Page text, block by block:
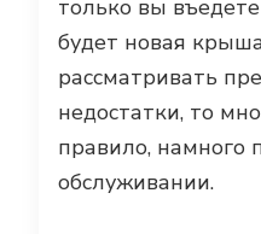
только вы
будет новая
рассматривать
недостатки, то
правило, намного
обслуживании.